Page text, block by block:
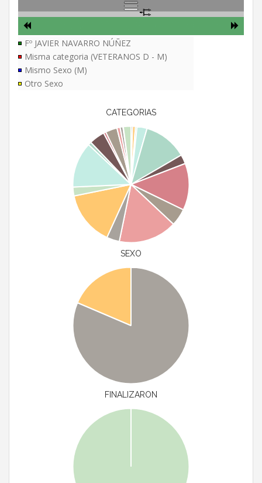
Fº JAVIER NAVARRO NÚÑEZ
Misma categoria (VETERANOS D - M)
Mismo Sexo (M)
Otro Sexo
CATEGORIAS
SEXO
FINALIZARON